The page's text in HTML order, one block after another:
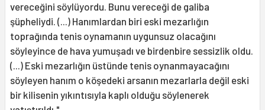
vereceğini söylüyordu. Bunu vereceği de galiba
şüpheliydi. (...) Hanımlardan biri eski mezarlığın
toprağında tenis oynamanın uygunsuz olacağını
söyleyince de hava yumuşadı ve birdenbire sessizlik oldu.
(...) Eski mezarlığın üstünde tenis oynanmayacağını
söyleyen hanım o köşedeki arsanın mezarlarla değil eski
bir kilisenin yıkıntısıyla kaplı olduğu söylenerek